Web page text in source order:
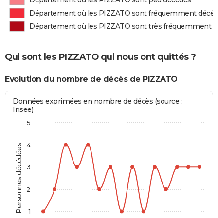
Département où les PIZZATO sont fréquemment
Département où les PIZZATO sont très fréquemment
Qui sont les PIZZATO qui nous ont quittés ?
Evolution du nombre de décès de PIZZATO
Personnes décédées
Données exprimées en nombre de décès (source :
Insee)
1
2
3
4
5